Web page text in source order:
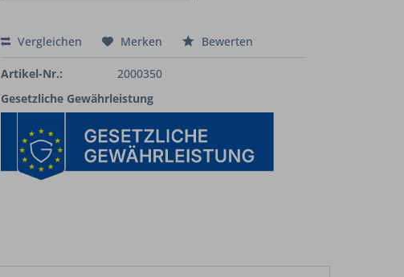
Vergleichen Merken Bewerten
Artikel-Nr.:
2000350
Gesetzliche Gewährleistung